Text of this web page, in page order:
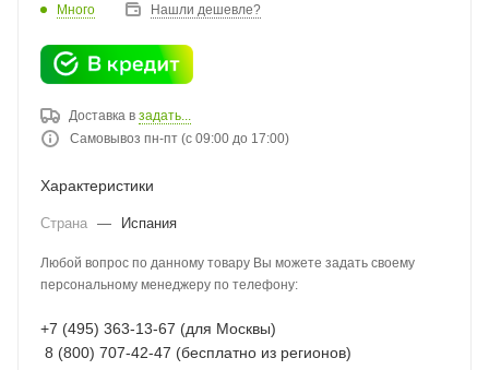
Много Нашли дешевле?
Доставка в задать...
Самовывоз пн-пт (с 09:00 до 17:00)
Характеристики
Страна — Испания
Любой вопрос по данному товару Вы можете задать своему
персональному менеджеру по телефону:
+7 (495) 363-13-67 (для Москвы)
8 (800) 707-42-47 (бесплатно из регионов)